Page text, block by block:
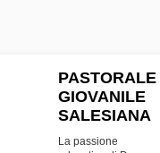
PASTORALE
GIOVANILE
SALESIANA
La passione